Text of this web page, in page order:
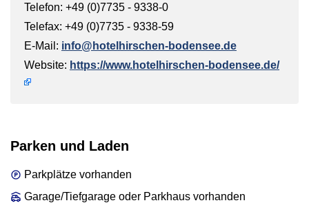
Telefon: +49 (0)7735 - 9338-0
Telefax: +49 (0)7735 - 9338-59
E-Mail: info@hotelhirschen-bodensee.de
Website: https://www.hotelhirschen-bodensee.de/
Parken und Laden
Parkplätze vorhanden
Garage/Tiefgarage oder Parkhaus vorhanden